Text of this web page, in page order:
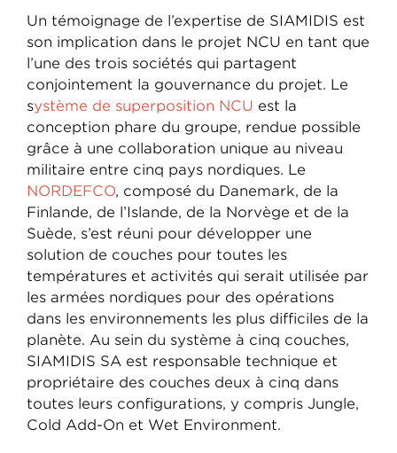
Un témoignage de l’expertise de SIAMIDIS est
son implication dans le projet NCU en tant que
l’une des trois sociétés qui partagent
conjointement la gouvernance du projet. Le
système de superposition NCU est la
conception phare du groupe, rendue possible
grâce à une collaboration unique au niveau
militaire entre cinq pays nordiques. Le
NORDEFCO, composé du Danemark, de la
Finlande, de l’Islande, de la Norvège et de la
Suède, s’est réuni pour développer une
solution de couches pour toutes les
températures et activités qui serait utilisée par
les armées nordiques pour des opérations
dans les environnements les plus difficiles de la
planète. Au sein du système à cinq couches,
SIAMIDIS SA est responsable technique et
propriétaire des couches deux à cinq dans
toutes leurs configurations, y compris Jungle,
Cold Add-On et Wet Environment.